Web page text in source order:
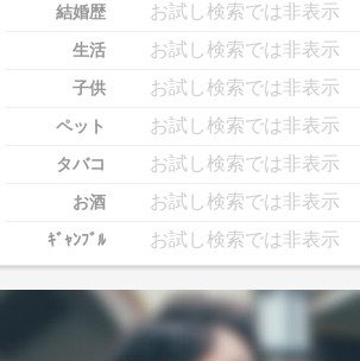
結婚歴 お試し検索では非表示
生活 お試し検索では非表示
子供 お試し検索では非表示
ペット お試し検索では非表示
タバコ お試し検索では非表示
お酒 お試し検索では非表示
ｷﾞｬﾝﾌﾞﾙ お試し検索では非表示